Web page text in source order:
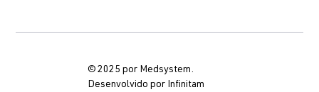
© 2025 por Medsystem.
Desenvolvido por Infinitam